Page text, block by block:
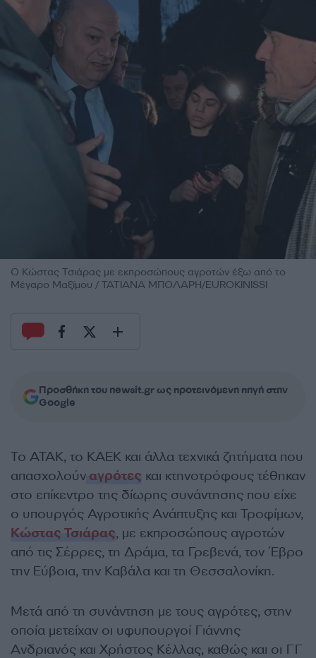
Ο Κώστας Τσιάρας με εκπροσώπους αγροτών έξω από το
Μέγαρο Μαξίμου / ΤΑΤΙΑΝΑ ΜΠΟΛΑΡΗ/EUROKINISSI
Προσθήκη του newsit.gr ως προτεινόμενη πηγή στην
Google
Το ΑΤΑΚ, το ΚΑΕΚ και άλλα τεχνικά ζητήματα που
απασχολούν αγρότες και κτηνοτρόφους τέθηκαν
στο επίκεντρο της δίωρης συνάντησης που είχε
ο υπουργός Αγροτικής Ανάπτυξης και Τροφίμων,
Κώστας Τσιάρας, με εκπροσώπους αγροτών
από τις Σέρρες, τη Δράμα, τα Γρεβενά, τον ΄Εβρο
την Εύβοια, την Καβάλα και τη Θεσσαλονίκη.
Μετά από τη συνάντηση με τους αγρότες, στην
οποία μετείχαν οι υφυπουργοί Γιάννης
Ανδριανός και Χρήστος Κέλλας, καθώς και οι ΓΓ